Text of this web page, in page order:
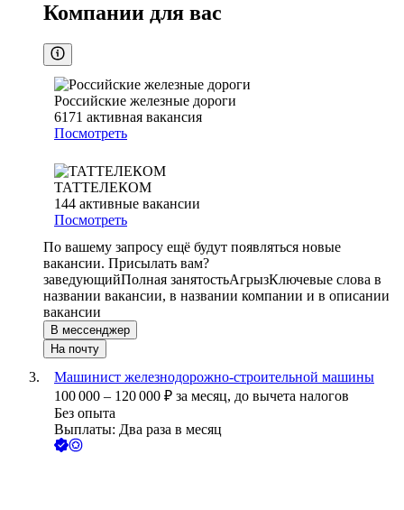
Компании для вас
Российские железные дороги
6171 активная вакансия
Посмотреть
ТАТТЕЛЕКОМ
144 активные вакансии
Посмотреть
По вашему запросу ещё будут появляться новые
вакансии. Присылать вам?
заведующийПолная занятостьАгрызКлючевые слова в
названии вакансии, в названии компании и в описании
вакансии
В мессенджер
На почту
Машинист железнодорожно-строительной машины
100 000 – 120 000 ₽ за месяц, до вычета налогов
Без опыта
Выплаты: Два раза в месяц